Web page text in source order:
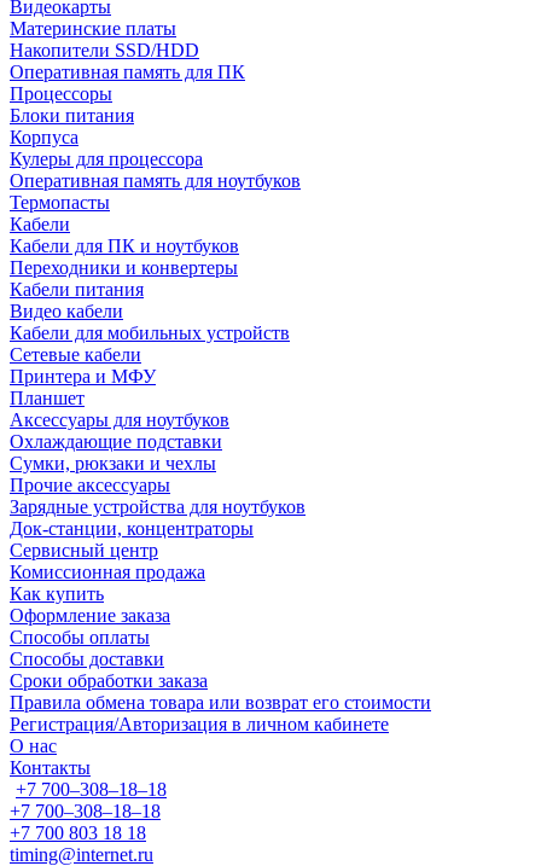
Видеокарты
Материнские платы
Накопители SSD/HDD
Оперативная память для ПК
Процессоры
Блоки питания
Корпуса
Кулеры для процессора
Оперативная память для ноутбуков
Термопасты
Кабели
Кабели для ПК и ноутбуков
Переходники и конвертеры
Кабели питания
Видео кабели
Кабели для мобильных устройств
Сетевые кабели
Принтера и МФУ
Планшет
Аксессуары для ноутбуков
Охлаждающие подставки
Сумки, рюкзаки и чехлы
Прочие аксессуары
Зарядные устройства для ноутбуков
Док-станции, концентраторы
Сервисный центр
Комиссионная продажа
Как купить
Оформление заказа
Способы оплаты
Способы доставки
Сроки обработки заказа
Правила обмена товара или возврат его стоимости
Регистрация/Авторизация в личном кабинете
О нас
Контакты
+7 700‒308‒18‒18
+7 700‒308‒18‒18
+7 700 803 18 18
timing@internet.ru